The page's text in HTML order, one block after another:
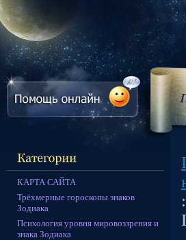
КАРТА САЙТА
Трёхмерные гороскопы знаков
Зодиака
Психология уровня мировоззрения и
знака Зодиака